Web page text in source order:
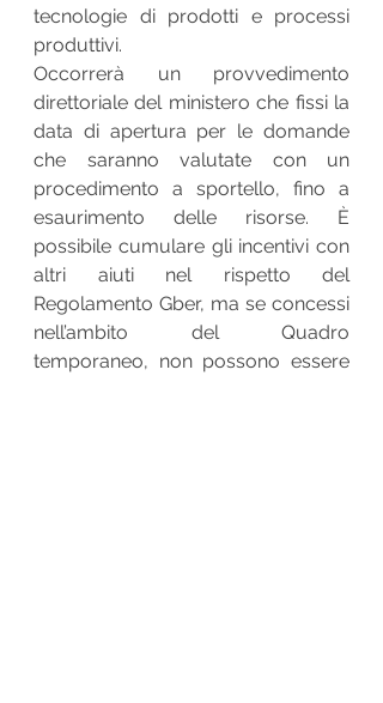
tecnologie di prodotti e processi
produttivi.
Occorrerà un provvedimento
direttoriale del ministero che fissi la
data di apertura per le domande
che saranno valutate con un
procedimento a sportello, fino a
esaurimento delle risorse. È
possibile cumulare gli incentivi con
altri aiuti nel rispetto del
Regolamento Gber, ma se concessi
nell’ambito del Quadro
temporaneo, non possono essere